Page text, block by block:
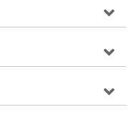
eyes of
Julie Morstad and
and wonder of